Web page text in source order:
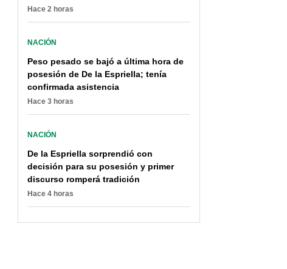
Hace 2 horas
NACIÓN
Peso pesado se bajó a última hora de
posesión de De la Espriella; tenía
confirmada asistencia
Hace 3 horas
NACIÓN
De la Espriella sorprendió con
decisión para su posesión y primer
discurso romperá tradición
Hace 4 horas